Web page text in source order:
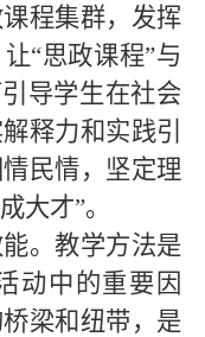
程集群，发挥
“思政课程”与
导学生在社会
释力和实践引
民情，坚定理
大才”。
。教学方法是
动中的重要因
梁和纽带，是